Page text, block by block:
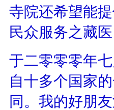
寺院还希望能
民众服务之藏
于二零零零年
自十多个国家
同。我的好朋